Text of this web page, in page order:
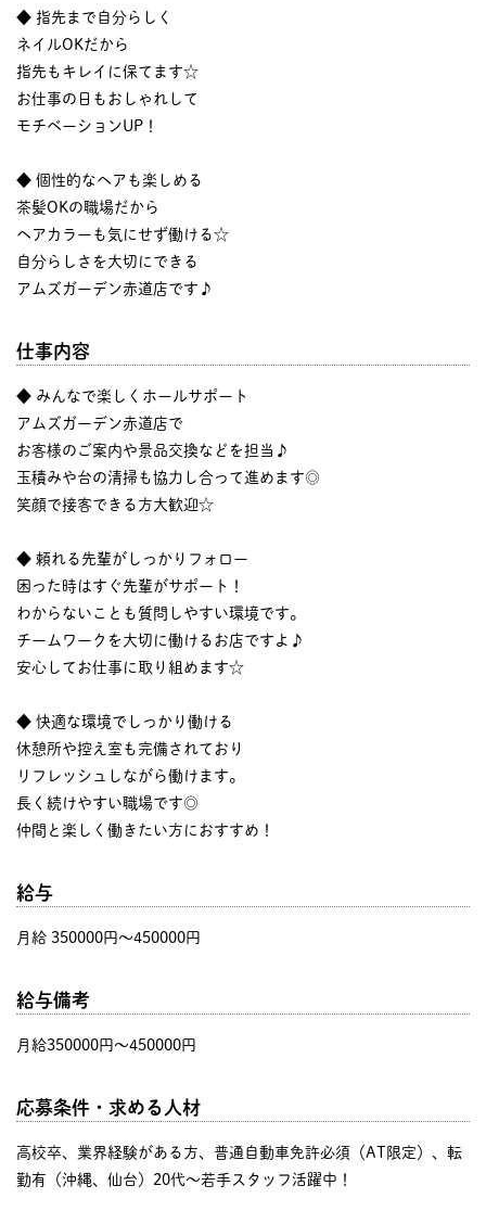
◆ 指先まで自分らしく
ネイルOKだから
指先もキレイに保てます☆
お仕事の日もおしゃれして
モチベーションUP！
◆ 個性的なヘアも楽しめる
茶髪OKの職場だから
ヘアカラーも気にせず働ける☆
自分らしさを大切にできる
アムズガーデン赤道店です♪
仕事内容
◆ みんなで楽しくホールサポート
アムズガーデン赤道店で
お客様のご案内や景品交換などを担当♪
玉積みや台の清掃も協力し合って進めます◎
笑顔で接客できる方大歓迎☆
◆ 頼れる先輩がしっかりフォロー
困った時はすぐ先輩がサポート！
わからないことも質問しやすい環境です。
チームワークを大切に働けるお店ですよ♪
安心してお仕事に取り組めます☆
◆ 快適な環境でしっかり働ける
休憩所や控え室も完備されており
リフレッシュしながら働けます。
長く続けやすい職場です◎
仲間と楽しく働きたい方におすすめ！
給与
月給 350000円〜450000円
給与備考
月給350000円～450000円
応募条件・求める人材
高校卒、業界経験がある方、普通自動車免許必須（AT限定）、転
勤有（沖縄、仙台）20代～若手スタッフ活躍中！